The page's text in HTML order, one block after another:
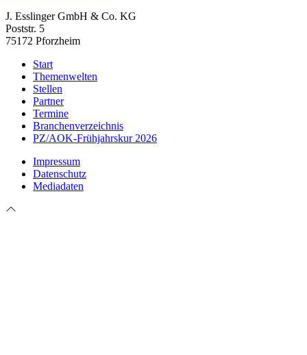
J. Esslinger GmbH & Co. KG
Poststr. 5
75172 Pforzheim
Start
Themenwelten
Stellen
Partner
Termine
Branchenverzeichnis
PZ/AOK-Frühjahrskur 2026
Impressum
Datenschutz
Mediadaten